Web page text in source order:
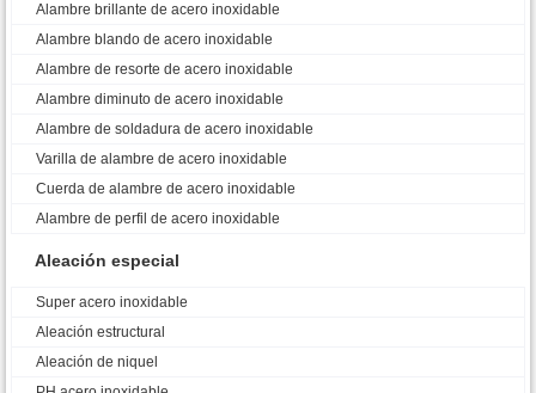
Alambre brillante de acero inoxidable
Alambre blando de acero inoxidable
Alambre de resorte de acero inoxidable
Alambre diminuto de acero inoxidable
Alambre de soldadura de acero inoxidable
Varilla de alambre de acero inoxidable
Cuerda de alambre de acero inoxidable
Alambre de perfil de acero inoxidable
Aleación especial
Super acero inoxidable
Aleación estructural
Aleación de niquel